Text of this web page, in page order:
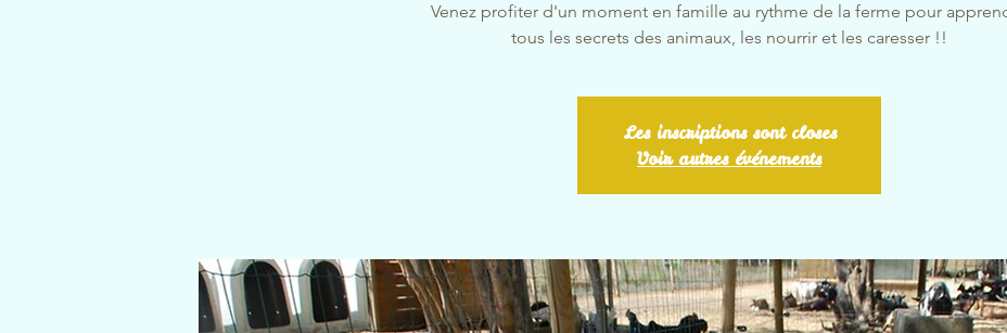
Venez profiter d'un moment en famille au rythme de la ferme pour
tous les secrets des animaux, les nourrir et les caresser !!
Les inscriptions sont closes
Voir autres événements